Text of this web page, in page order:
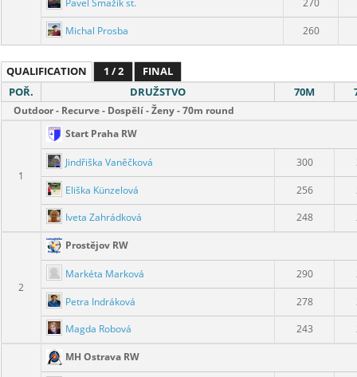
270
Michal Prosba 260
QUALIFICATION 1 / 2
FINAL
POŘ.
DRUŽSTVO 70M
Outdoor - Recurve - Dospělí - Ženy - 70m round
1
Start Praha RW
Jindřiška Vaněčková 300
Eliška Künzelová 256
Iveta Zahrádková
248
2
Prostějov RW
Markéta Marková 290
Petra Indráková 278
Magda Robová
243
MH Ostrava RW